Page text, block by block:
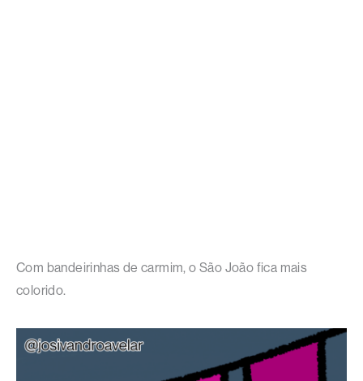
Com bandeirinhas de carmim, o São João fica mais
colorido.